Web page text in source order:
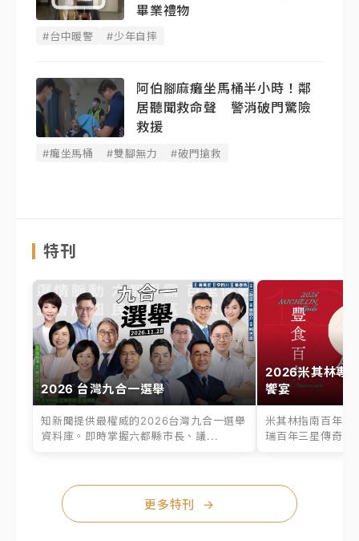
畢業禮物
#台中暖警 #少年自摔
阿伯腳麻癱坐馬桶半小時！鄰
居聽聞救命聲 警消破門驚險
救援
#癱坐馬桶 #雙腳無力 #破門搶救
特刊
2026 台灣九合一選舉
知新聞提供最權威的2026台灣九合一選舉
資料庫。即時掌握六都縣市長、議...
2026米其林專
饗宴
米其林指南百年之
瑞百年三星傳奇、
更多特刊 →